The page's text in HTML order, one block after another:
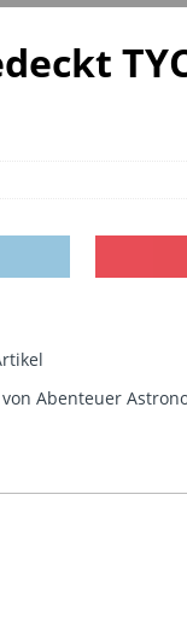
Abenteuer